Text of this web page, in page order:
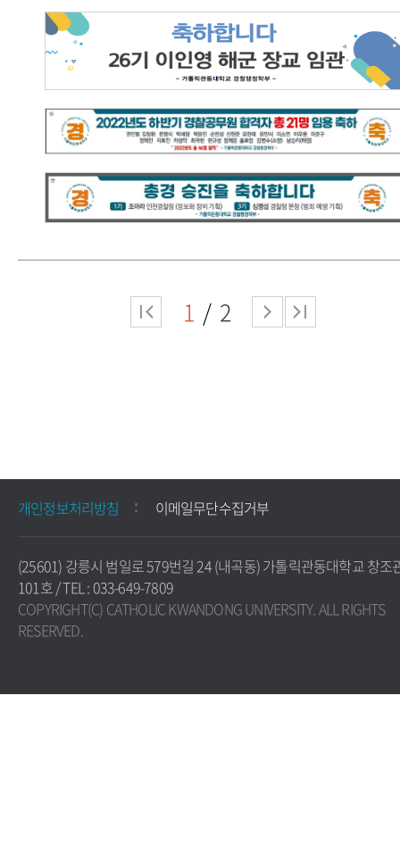
2023.08.28 손희수
26기 이인영 해군 장교 임관 축하합니다.
2023.05.10 정재원
2022년도 하반기 가톨릭관동대학교 경찰행정학부
경찰공무원 합격을 축하드립니다.
2023.02.10 정재원
가톨릭관동대학교 경찰행정학부 총경 승진을
축하드립니다.
2023.01.18 신장미
1 2
개인정보처리방침 이메일무단수집거부
(25601) 강릉시 범일로 579번길 24 (내곡동) 가톨릭관동대학교 창조
101호 / TEL : 033-649-7809
COPYRIGHT(C) CATHOLIC KWANDONG UNIVERSITY. ALL RIGHTS
RESERVED.